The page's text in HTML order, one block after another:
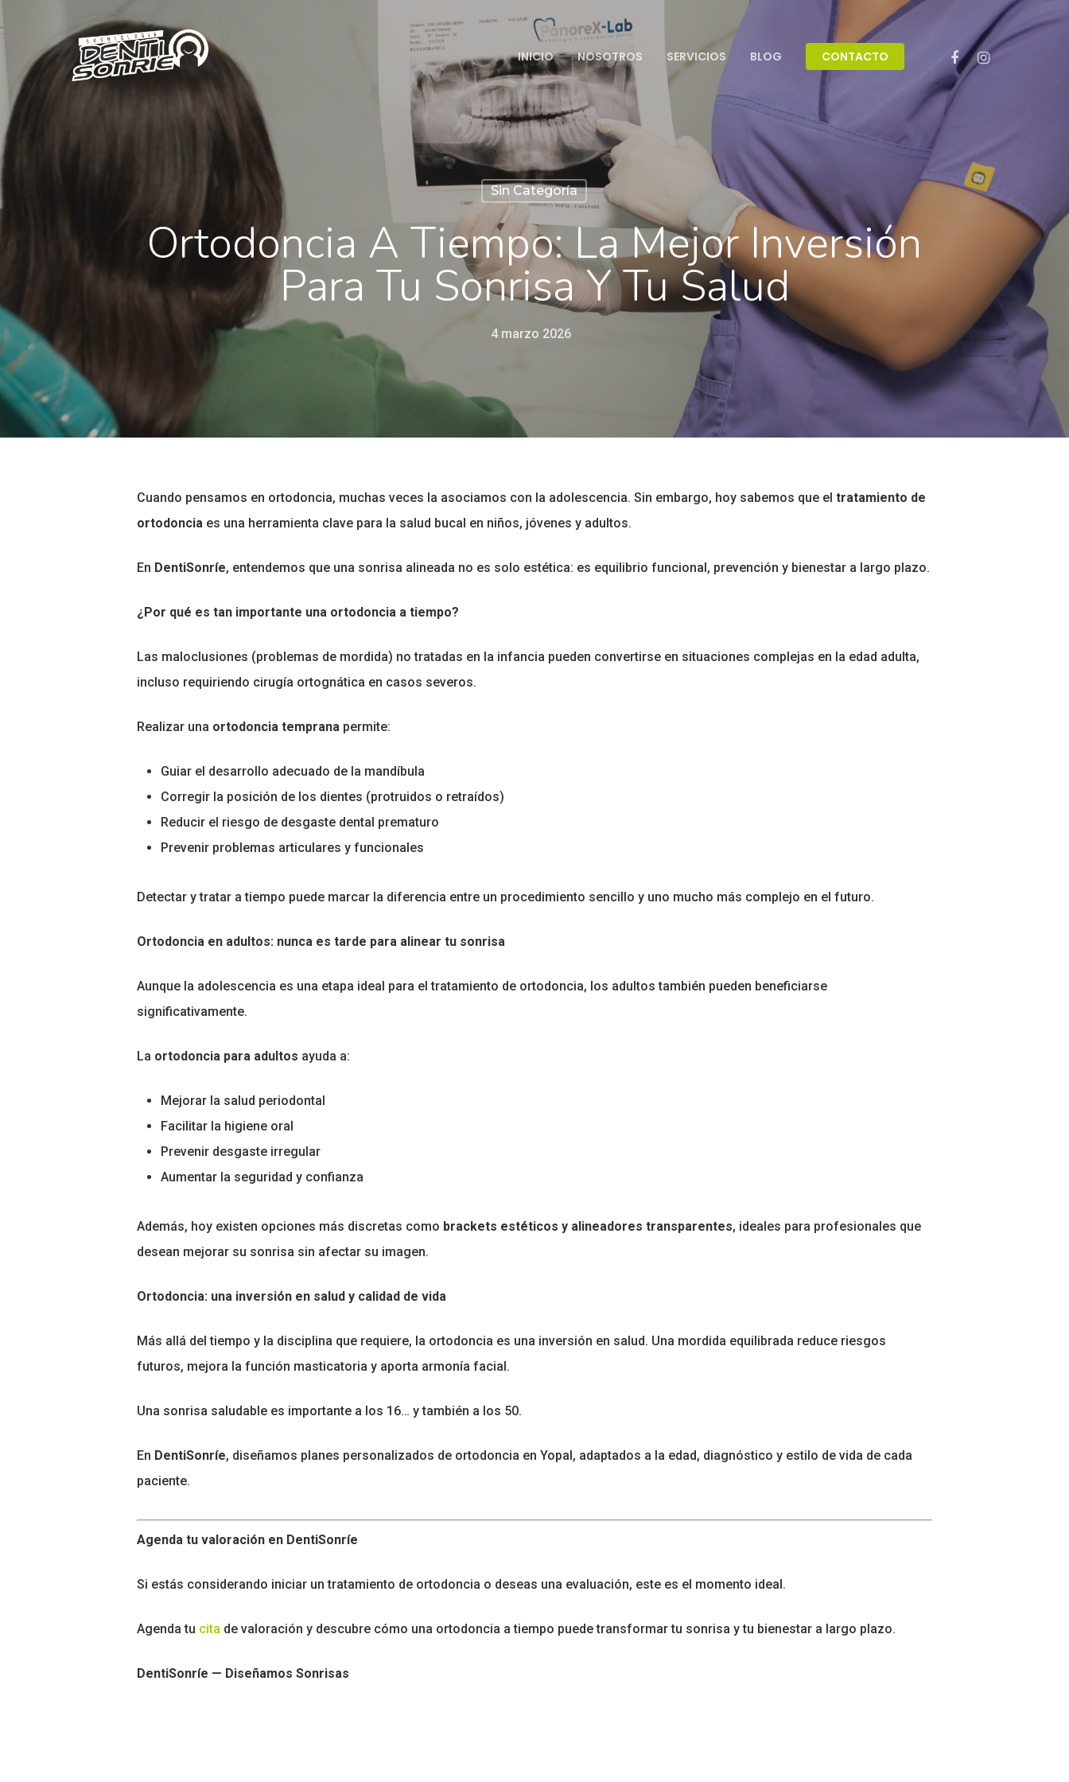
INICIO NOSOTROS SERVICIOS BLOG CONTACTO
Sin Categoría
Ortodoncia A Tiempo: La Mejor Inversión
Para Tu Sonrisa Y Tu Salud
4 marzo 2026
Cuando pensamos en ortodoncia, muchas veces la asociamos con la adolescencia. Sin embargo, hoy sabemos que el tratamiento de
ortodoncia es una herramienta clave para la salud bucal en niños, jóvenes y adultos.
En DentiSonríe, entendemos que una sonrisa alineada no es solo estética: es equilibrio funcional, prevención y bienestar a largo plazo.
¿Por qué es tan importante una ortodoncia a tiempo?
Las maloclusiones (problemas de mordida) no tratadas en la infancia pueden convertirse en situaciones complejas en la edad adulta,
incluso requiriendo cirugía ortognática en casos severos.
Realizar una ortodoncia temprana permite:
Guiar el desarrollo adecuado de la mandíbula
Corregir la posición de los dientes (protruidos o retraídos)
Reducir el riesgo de desgaste dental prematuro
Prevenir problemas articulares y funcionales
Detectar y tratar a tiempo puede marcar la diferencia entre un procedimiento sencillo y uno mucho más complejo en el futuro.
Ortodoncia en adultos: nunca es tarde para alinear tu sonrisa
Aunque la adolescencia es una etapa ideal para el tratamiento de ortodoncia, los adultos también pueden beneficiarse
significativamente.
La ortodoncia para adultos ayuda a:
Mejorar la salud periodontal
Facilitar la higiene oral
Prevenir desgaste irregular
Aumentar la seguridad y confianza
Además, hoy existen opciones más discretas como brackets estéticos y alineadores transparentes, ideales para profesionales que
desean mejorar su sonrisa sin afectar su imagen.
Ortodoncia: una inversión en salud y calidad de vida
Más allá del tiempo y la disciplina que requiere, la ortodoncia es una inversión en salud. Una mordida equilibrada reduce riesgos
futuros, mejora la función masticatoria y aporta armonía facial.
Una sonrisa saludable es importante a los 16… y también a los 50.
En DentiSonríe, diseñamos planes personalizados de ortodoncia en Yopal, adaptados a la edad, diagnóstico y estilo de vida de cada
paciente.
Agenda tu valoración en DentiSonríe
Si estás considerando iniciar un tratamiento de ortodoncia o deseas una evaluación, este es el momento ideal.
Agenda tu cita de valoración y descubre cómo una ortodoncia a tiempo puede transformar tu sonrisa y tu bienestar a largo plazo.
DentiSonríe — Diseñamos Sonrisas